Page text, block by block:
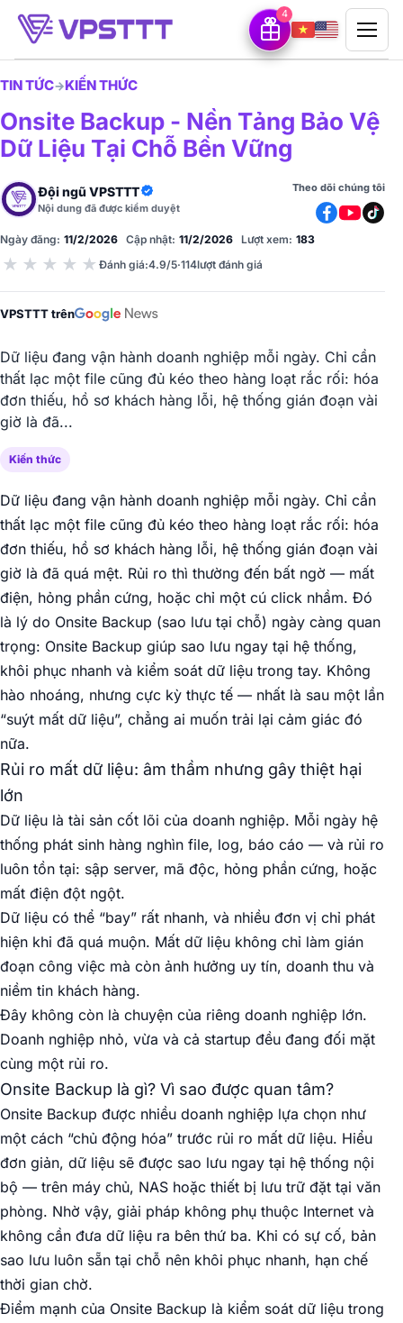
4
TIN TỨC→KIẾN THỨC
Onsite Backup - Nền Tảng Bảo Vệ
Dữ Liệu Tại Chỗ Bền Vững
Đội ngũ VPSTTT
Nội dung đã được kiểm duyệt
Theo dõi chúng tôi
Ngày đăng: 11/2/2026 Cập nhật: 11/2/2026 Lượt xem: 183
★ ★ ★ ★ ★ Đánh giá:4.9/5·114lượt đánh giá
VPSTTT trên
Dữ liệu đang vận hành doanh nghiệp mỗi ngày. Chỉ cần
thất lạc một file cũng đủ kéo theo hàng loạt rắc rối: hóa
đơn thiếu, hồ sơ khách hàng lỗi, hệ thống gián đoạn vài
giờ là đã...
Kiến thức
Dữ liệu đang vận hành doanh nghiệp mỗi ngày. Chỉ cần
thất lạc một file cũng đủ kéo theo hàng loạt rắc rối: hóa
đơn thiếu, hồ sơ khách hàng lỗi, hệ thống gián đoạn vài
giờ là đã quá mệt. Rủi ro thì thường đến bất ngờ — mất
điện, hỏng phần cứng, hoặc chỉ một cú click nhầm. Đó
là lý do Onsite Backup (sao lưu tại chỗ) ngày càng quan
trọng: Onsite Backup giúp sao lưu ngay tại hệ thống,
khôi phục nhanh và kiểm soát dữ liệu trong tay. Không
hào nhoáng, nhưng cực kỳ thực tế — nhất là sau một lần
“suýt mất dữ liệu”, chẳng ai muốn trải lại cảm giác đó
nữa.
Rủi ro mất dữ liệu: âm thầm nhưng gây thiệt hại
lớn
Dữ liệu là tài sản cốt lõi của doanh nghiệp. Mỗi ngày hệ
thống phát sinh hàng nghìn file, log, báo cáo — và rủi ro
luôn tồn tại: sập server, mã độc, hỏng phần cứng, hoặc
mất điện đột ngột.
Dữ liệu có thể “bay” rất nhanh, và nhiều đơn vị chỉ phát
hiện khi đã quá muộn. Mất dữ liệu không chỉ làm gián
đoạn công việc mà còn ảnh hưởng uy tín, doanh thu và
niềm tin khách hàng.
Đây không còn là chuyện của riêng doanh nghiệp lớn.
Doanh nghiệp nhỏ, vừa và cả startup đều đang đối mặt
cùng một rủi ro.
Onsite Backup là gì? Vì sao được quan tâm?
Onsite Backup được nhiều doanh nghiệp lựa chọn như
một cách “chủ động hóa” trước rủi ro mất dữ liệu. Hiểu
đơn giản, dữ liệu sẽ được sao lưu ngay tại hệ thống nội
bộ — trên máy chủ, NAS hoặc thiết bị lưu trữ đặt tại văn
phòng. Nhờ vậy, giải pháp không phụ thuộc Internet và
không cần đưa dữ liệu ra bên thứ ba. Khi có sự cố, bản
sao lưu luôn sẵn tại chỗ nên khôi phục nhanh, hạn chế
thời gian chờ.
Điểm mạnh của Onsite Backup là kiểm soát dữ liệu trong